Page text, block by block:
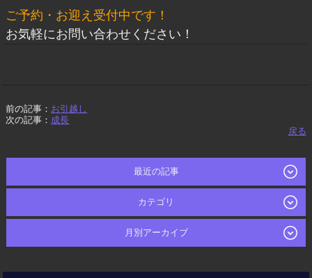
ご予約・お迎え受付中です！
お気軽にお問い合わせください！
前の記事： お引越し
次の記事： 成長
戻る
最近の記事
カテゴリ
月別アーカイブ